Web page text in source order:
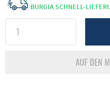
BURGIA SCHNELL-
AUF DEN